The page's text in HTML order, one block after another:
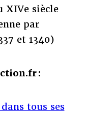
XIVe siècle
par
et 1340)
:
tous ses